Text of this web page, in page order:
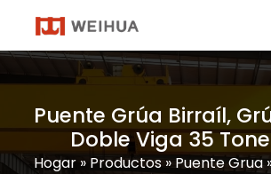
Puente Grúa Birraíl,
Doble Viga 35
Hogar » Productos» Puente Grua